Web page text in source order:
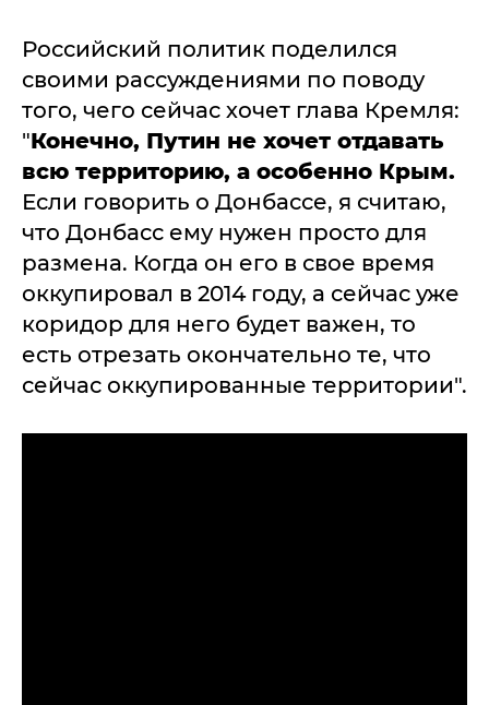
Российский политик поделился
своими рассуждениями по поводу
того, чего сейчас хочет глава Кремля:
"Конечно, Путин не хочет отдавать
всю территорию, а особенно Крым.
Если говорить о Донбассе, я считаю,
что Донбасс ему нужен просто для
размена. Когда он его в свое время
оккупировал в 2014 году, а сейчас уже
коридор для него будет важен, то
есть отрезать окончательно те, что
сейчас оккупированные территории".